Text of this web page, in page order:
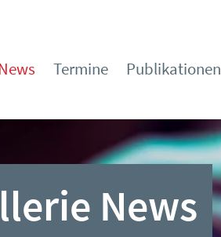
Termine Publikationen
News